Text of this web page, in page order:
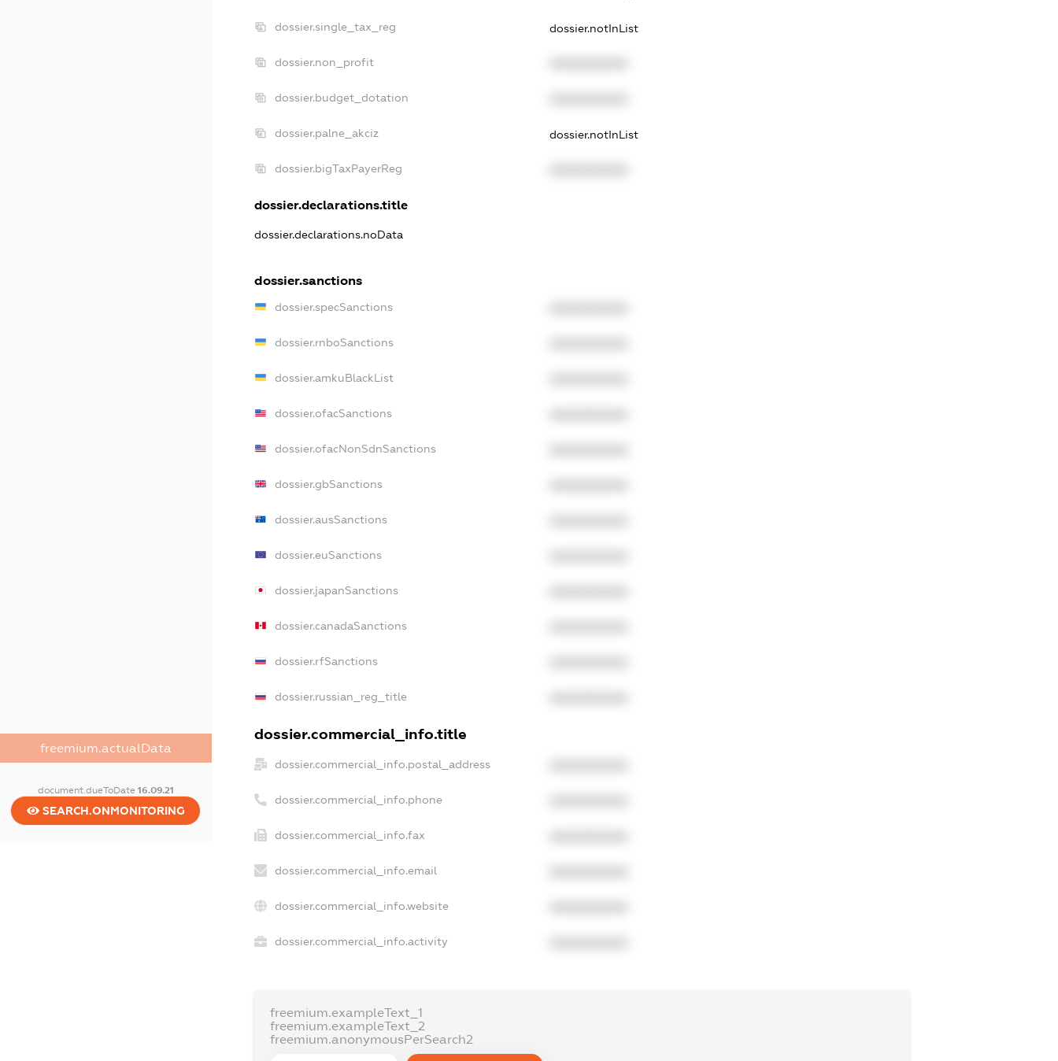
freemium.actualData
document.dueToDate 16.09.21
SEARCH.ONMONITORING
dossier.single_tax_reg dossier.notInList
dossier.non_profit
dossier.budget_dotation
dossier.palne_akciz dossier.notInList
dossier.bigTaxPayerReg
dossier.declarations.title
dossier.declarations.noData
dossier.sanctions
dossier.specSanctions
dossier.rnboSanctions
dossier.amkuBlackList
dossier.ofacSanctions
dossier.ofacNonSdnSanctions
dossier.gbSanctions
dossier.ausSanctions
dossier.euSanctions
dossier.japanSanctions
dossier.canadaSanctions
dossier.rfSanctions
dossier.russian_reg_title
dossier.commercial_info.title
dossier.commercial_info.postal_address
dossier.commercial_info.phone
dossier.commercial_info.fax
dossier.commercial_info.email
dossier.commercial_info.website
dossier.commercial_info.activity
freemium.exampleText_1
freemium.exampleText_2
freemium.anonymousPerSearch2